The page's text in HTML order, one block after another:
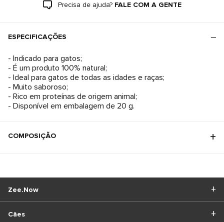
Precisa de ajuda? FALE COM A GENTE
ESPECIFICAÇÕES
- Indicado para gatos;
- É um produto 100% natural;
- Ideal para gatos de todas as idades e raças;
- Muito saboroso;
- Rico em proteínas de origem animal;
- Disponível em embalagem de 20 g.
COMPOSIÇÃO
Cães
Zee.Now